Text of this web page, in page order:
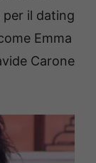
il dating
Emma
Carone